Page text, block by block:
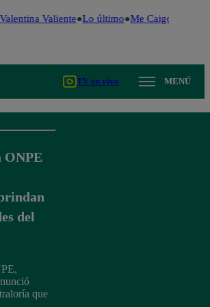
Valiente Lo último Me Caigo de Risa
TV en vivo MENÚ
ONPE
del
que